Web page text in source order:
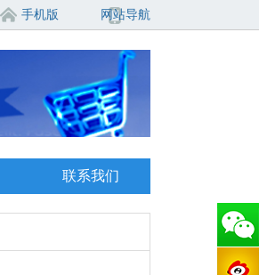
手机版 网站导航
联系我们